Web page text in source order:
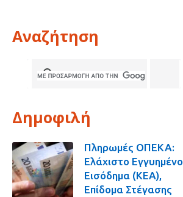
Αναζήτηση
Δημοφιλή
Πληρωμές ΟΠΕΚΑ:
Ελάχιστο Εγγυημένο
Εισόδημα (ΚΕΑ),
Επίδομα Στέγασης